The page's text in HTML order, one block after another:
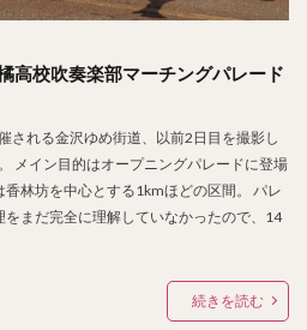
校吹奏楽部マーチングパレード
される金沢ゆめ街道、以前2日目を撮影し
メイン目的はオープニングパレードに登場
林坊を中心とする1kmほどの区間。 パレ
まだ完全に理解していなかったので、14
続きを読む